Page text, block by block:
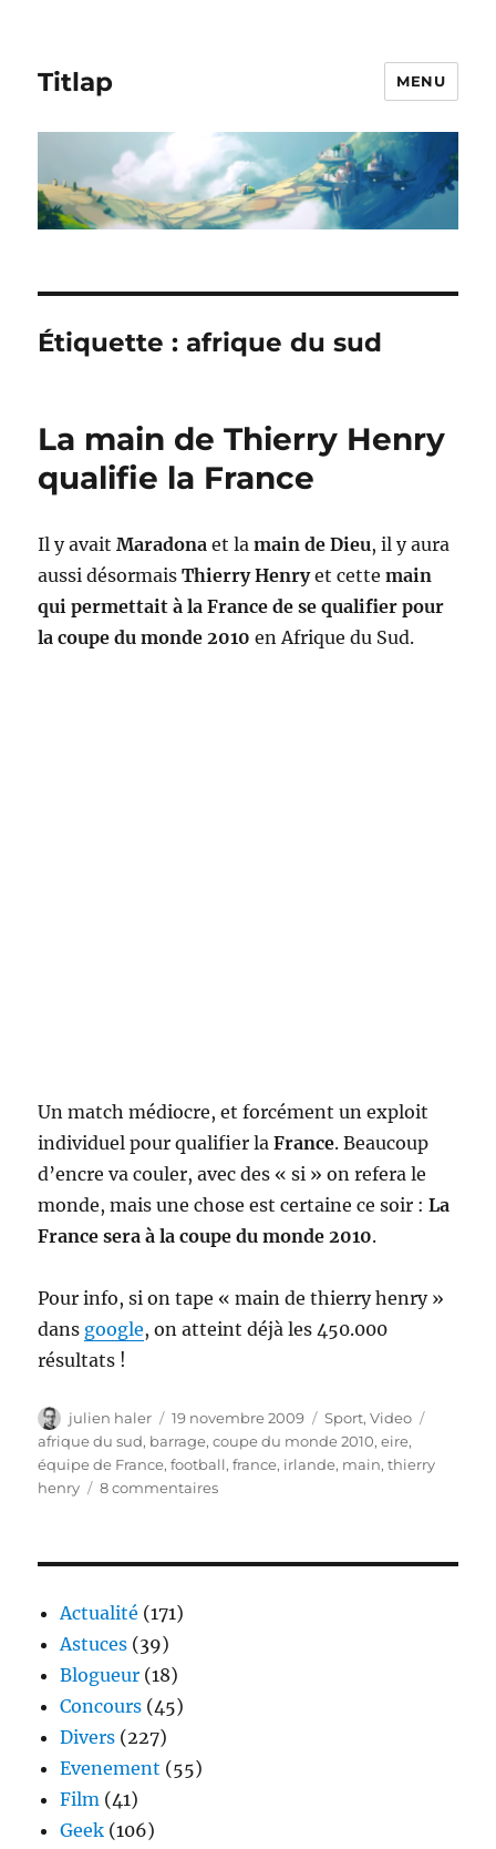
Titlap MENU
Étiquette :afrique du sud
La main de Thierry Henry
qualifie la France
Il y avaitMaradona et lamain de Dieu, il y aura
aussi désormaisThierry Henryet cettemain
qui permettait à la France de se qualifier pour
la coupe du monde 2010 en Afrique du Sud.
Un match médiocre, et forcément un exploit
individuel pour qualifier laFrance. Beaucoup
d’encre va couler, avec des « si » on refera le
monde, mais une chose est certaine ce soir :La
France sera à la coupe du monde 2010.
Pour info, si on tape « main de thierry henry »
dans google, on atteint déjà les 450.000
résultats !
Auteur
julien haler
Publié
le
19 novembre 2009 Catégories
Sport,Video
afrique du sud, barrage,coupe du monde 2010,eire,
équipe de France,football,france, irlande, main,thierry
henry
8 commentairessur
Actualité (171)
Astuces (39)
Blogueur (18)
Concours (45)
Divers (227)
Evenement (55)
Film (41)
Geek (106)